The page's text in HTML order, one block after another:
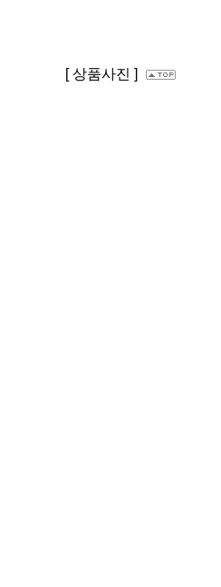
[ 상품사진 ]